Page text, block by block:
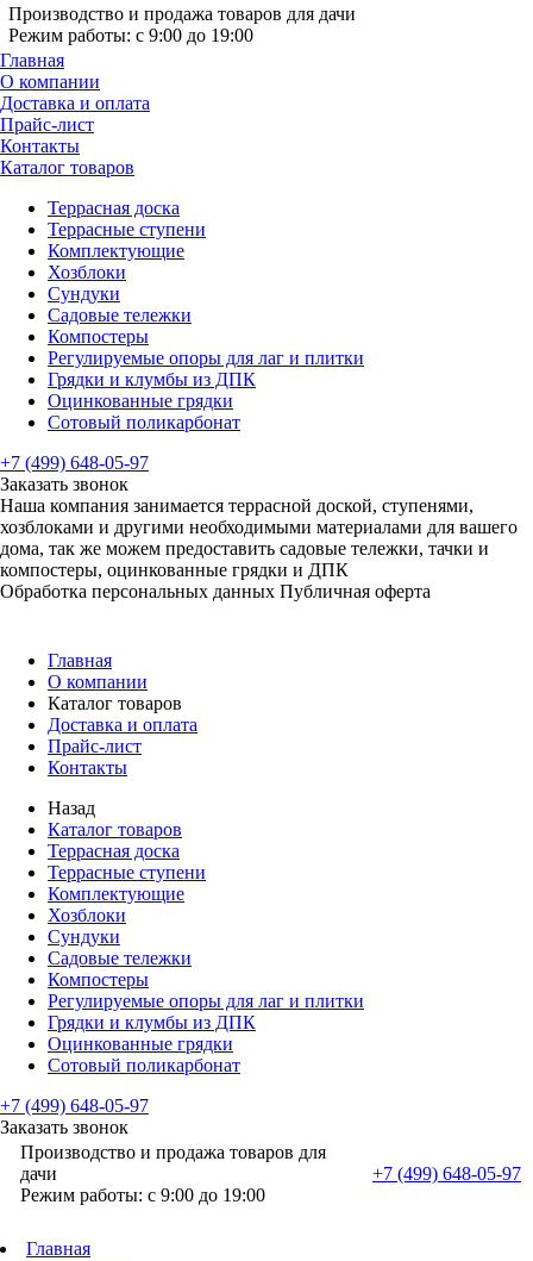
Производство и продажа товаров для дачи
Режим работы: с 9:00 до 19:00
Главная
О компании
Доставка и оплата
Прайс-лист
Контакты
Каталог товаров
Террасная доска
Террасные ступени
Комплектующие
Хозблоки
Сундуки
Садовые тележки
Компостеры
Регулируемые опоры для лаг и плитки
Грядки и клумбы из ДПК
Оцинкованные грядки
Сотовый поликарбонат
+7 (499) 648-05-97
Заказать звонок
Наша компания занимается террасной доской, ступенями,
хозблоками и другими необходимыми материалами для вашего
дома, так же можем предоставить садовые тележки, тачки и
компостеры, оцинкованные грядки и ДПК
Обработка персональных данных Публичная оферта
Главная
О компании
Каталог товаров
Доставка и оплата
Прайс-лист
Контакты
Назад
Каталог товаров
Террасная доска
Террасные ступени
Комплектующие
Хозблоки
Сундуки
Садовые тележки
Компостеры
Регулируемые опоры для лаг и плитки
Грядки и клумбы из ДПК
Оцинкованные грядки
Сотовый поликарбонат
+7 (499) 648-05-97
Заказать звонок
Производство и продажа товаров для
дачи
Режим работы: с 9:00 до 19:00
+7 (499) 648-05-97
Главная